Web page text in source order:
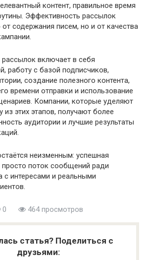
контент, правильное время
Эффективность рассылок
от содержания писем, но и от качества
включает в себя
работу с базой подписчиков,
создание полезного контента,
времени отправки и использование
Компании, которые уделяют
этих этапов, получают более
аудитории и лучшие результаты
неизменным: успешная
просто поток сообщений ради
с интересами и реальными
0 464 просмотров
статья? Поделиться с
друзьями: